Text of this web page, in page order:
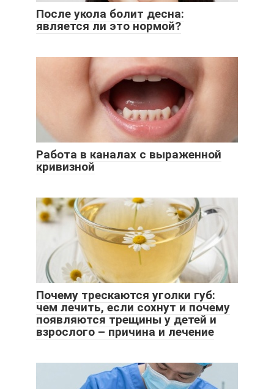
После укола болит десна:
является ли это нормой?
Работа в каналах с выраженной
кривизной
Почему трескаются уголки губ:
чем лечить, если сохнут и почему
появляются трещины у детей и
взрослого – причина и лечение